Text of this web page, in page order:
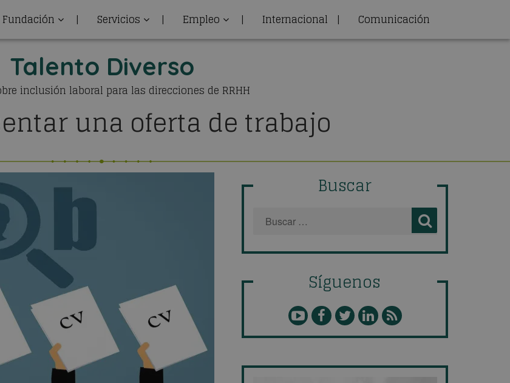
Fundación | Servicios | Empleo | Internacional | Comunicación
Talento Diverso
inclusión laboral para las direcciones de RRHH
una oferta de trabajo
Buscar
Síguenos